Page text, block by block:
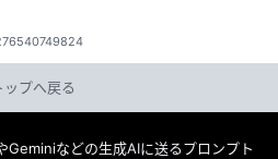
ップへ戻る
などの生成AIに送るプロンプト